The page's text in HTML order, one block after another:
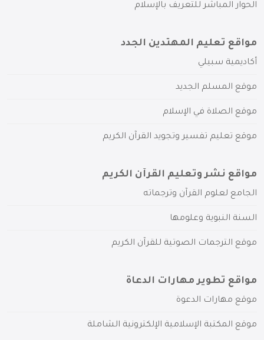
الحوار المباشر للتعريف بالإسلام
مواقع تعليم المهتدين الجدد
أكاديمية سبيلي
موقع المسلم الجديد
موقع الصلاة في الإسلام
موقع تعليم تفسير وتجويد القرآن الكريم
مواقع نشر وتعليم القرآن الكريم
الجامع لعلوم القرآن وترجماته
السنة النبوية وعلومها
موقع الترجمات الصوتية للقرآن الكريم
مواقع تطوير مهارات الدعاة
موقع مهارات الدعوة
موقع المكتبة الإسلامية الإلكترونية الشاملة